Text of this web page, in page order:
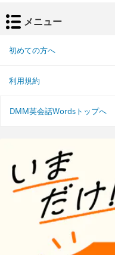
メニュー
初めての方へ
利用規約
DMM英会話Wordsトップへ